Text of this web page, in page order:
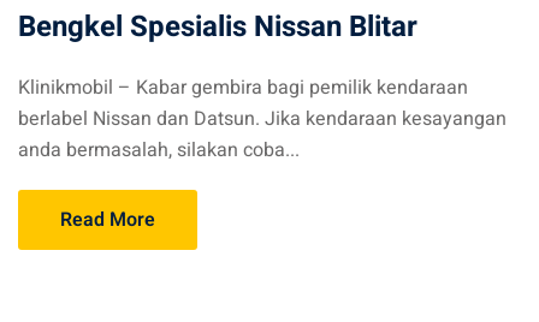
Bengkel Spesialis Nissan Blitar
Klinikmobil – Kabar gembira bagi pemilik kendaraan
berlabel Nissan dan Datsun. Jika kendaraan kesayangan
anda bermasalah, silakan coba...
Read More